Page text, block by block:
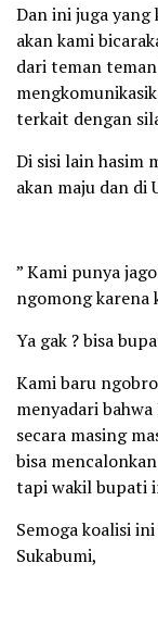
Dan ini juga
akan kami
dari teman
terkait dengan
Di sisi lain hasim
akan maju dan di
” Kami punya
ngomong karena
Ya gak ? bisa
Kami baru
menyadari
secara masing
bisa
tapi wakil bupati
Semoga koalisi
Sukabumi,